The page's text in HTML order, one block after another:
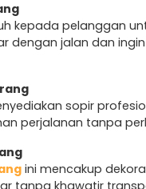
kepada pelanggan
dengan jalan dan
sopir
perjalanan tanpa
ini mencakup